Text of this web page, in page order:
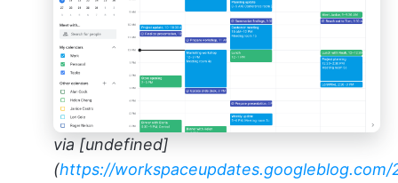
via [undefined]
(https://